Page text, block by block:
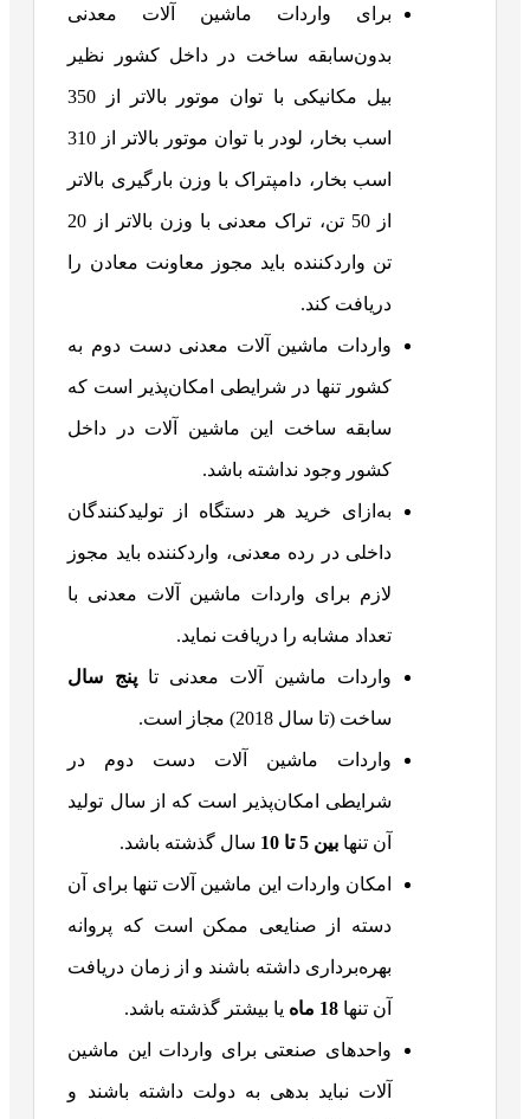
برای واردات ماشین آلات معدنی
بدون‌سابقه ساخت در داخل کشور نظیر
بیل مکانیکی با توان موتور بالاتر از 350
اسب بخار، لودر با توان موتور بالاتر از 310
اسب بخار، دامپتراک با وزن بارگیری بالاتر
از 50 تن، تراک معدنی با وزن بالاتر از 20
تن واردکننده باید مجوز معاونت معادن را
دریافت کند.
واردات ماشین آلات معدنی دست دوم به
کشور تنها در شرایطی امکان‌پذیر است که
سابقه ساخت این ماشین آلات در داخل
کشور وجود نداشته باشد.
به‌ازای خرید هر دستگاه از تولیدکنندگان
داخلی در رده معدنی، واردکننده باید مجوز
لازم برای واردات ماشین آلات معدنی با
تعداد مشابه را دریافت نماید.
واردات ماشین آلات معدنی تاپنج سال
ساخت (تا سال 2018) مجاز است.
واردات ماشین آلات دست دوم در
شرایطی امکان‌پذیر است که از سال تولید
آن تنها بین 5 تا 10 سال گذشته باشد.
امکان واردات این ماشین آلات تنها برای آن
دسته از صنایعی ممکن است که پروانه
بهره‌برداری داشته باشند و از زمان دریافت
آن تنها یا بیشتر گذشته باشد.
واحدهای صنعتی برای واردات این ماشین
آلات نباید بدهی به دولت داشته باشند و